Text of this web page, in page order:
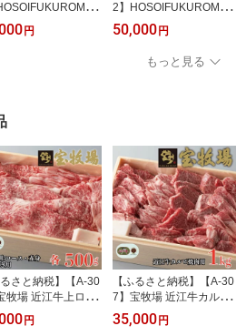
ドトートバッ
ャメル［高島屋選
円
2】HOSOIFUKUROMON
O ワイドトートバッ
グ アーミー［高島屋選
50,000 円
もっと見る
るさと納税】【A-30
牧場 近江牛上ロー
・赤身500gすき
用セット ［高島屋選
円
【ふるさと納税】【A-30
7】宝牧場 近江牛カルビ
焼肉用 1kg［高島屋選定
品］※在庫等の状況によ
35,000 円